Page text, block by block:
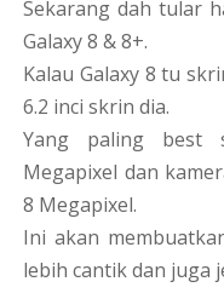
Sekarang dah tular
Galaxy 8 & 8+.
Kalau Galaxy 8 tu
6.2 inci skrin dia.
Yang paling best
Megapixel dan
8 Megapixel.
Ini akan
lebih cantik dan juga